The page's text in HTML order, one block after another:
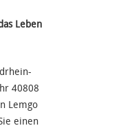
Leben
40808
Lemgo
einen